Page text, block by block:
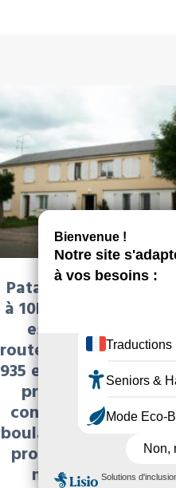
Patay à 17km
à 10km de la base de
est traversé par
routes
935 et RD5). Cette
présente de
commerces
boulangeries, et
proximité (école,
médecin,